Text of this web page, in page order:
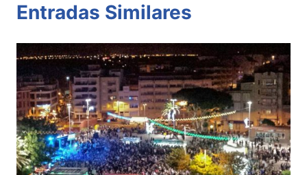
Entradas Similares